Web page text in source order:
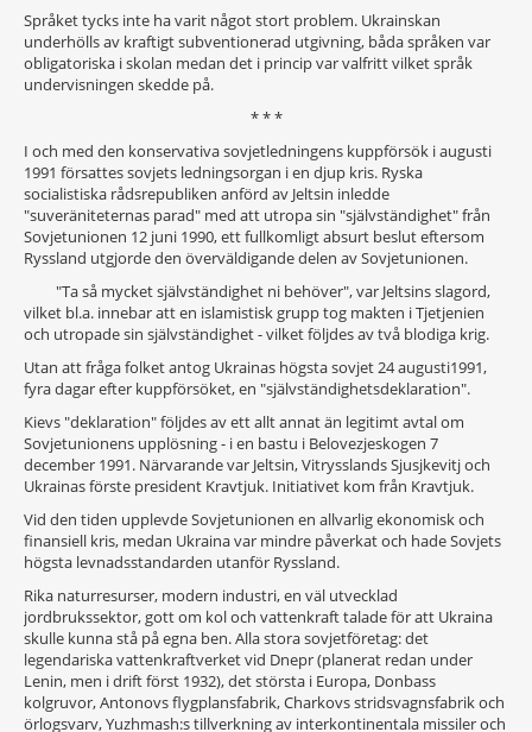
Språket tycks inte ha varit något stort problem. Ukrainskan
underhölls av kraftigt subventionerad utgivning, båda språken var
obligatoriska i skolan medan det i princip var valfritt vilket språk
undervisningen skedde på.
* * *
I och med den konservativa sovjetledningens kuppförsök i augusti
1991 försattes sovjets ledningsorgan i en djup kris. Ryska
socialistiska rådsrepubliken anförd av Jeltsin inledde
"suveräniteternas parad" med att utropa sin "självständighet" från
Sovjetunionen 12 juni 1990, ett fullkomligt absurt beslut eftersom
Ryssland utgjorde den överväldigande delen av Sovjetunionen.
"Ta så mycket självständighet ni behöver", var Jeltsins slagord,
vilket bl.a. innebar att en islamistisk grupp tog makten i Tjetjenien
och utropade sin självständighet - vilket följdes av två blodiga krig.
Utan att fråga folket antog Ukrainas högsta sovjet 24 augusti1991,
fyra dagar efter kuppförsöket, en "självständighetsdeklaration".
Kievs "deklaration" följdes av ett allt annat än legitimt avtal om
Sovjetunionens upplösning - i en bastu i Belovezjeskogen 7
december 1991. Närvarande var Jeltsin, Vitrysslands Sjusjkevitj och
Ukrainas förste president Kravtjuk. Initiativet kom från Kravtjuk.
Vid den tiden upplevde Sovjetunionen en allvarlig ekonomisk och
finansiell kris, medan Ukraina var mindre påverkat och hade Sovjets
högsta levnadsstandarden utanför Ryssland.
Rika naturresurser, modern industri, en väl utvecklad
jordbrukssektor, gott om kol och vattenkraft talade för att Ukraina
skulle kunna stå på egna ben. Alla stora sovjetföretag: det
legendariska vattenkraftverket vid Dnepr (planerat redan under
Lenin, men i drift först 1932), det största i Europa, Donbass
kolgruvor, Antonovs flygplansfabrik, Charkovs stridsvagnsfabrik och
örlogsvarv, Yuzhmash:s tillverkning av interkontinentala missiler och